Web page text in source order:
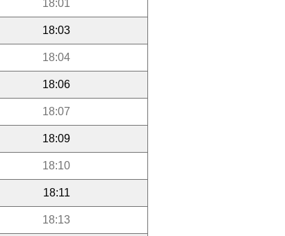
18:01
18:03
18:04
18:06
18:07
18:09
18:10
18:11
18:13